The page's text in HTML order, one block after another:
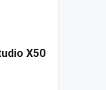
X50